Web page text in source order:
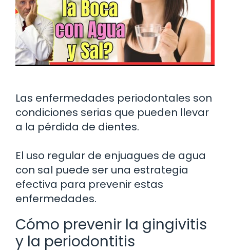
Las enfermedades periodontales son
condiciones serias que pueden llevar
a la pérdida de dientes.
El uso regular de enjuagues de agua
con sal puede ser una estrategia
efectiva para prevenir estas
enfermedades.
Cómo prevenir la gingivitis
y la periodontitis